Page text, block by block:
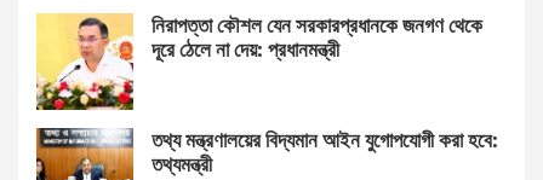
নিরাপত্তা কৌশল যেন সরকারপ্রধানকে জনগণ থেকে
দূরে ঠেলে না দেয়: প্রধানমন্ত্রী
তথ্য মন্ত্রণালয়ের বিদ্যমান আইন যুগোপযোগী করা হবে:
তথ্যমন্ত্রী